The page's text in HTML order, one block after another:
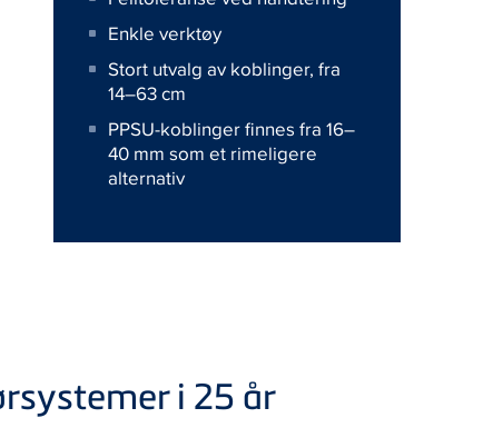
Enkle verktøy
Stort utvalg av koblinger, fra
14–63 cm
PPSU-koblinger finnes fra 16–
40 mm som et rimeligere
alternativ
i 25 år